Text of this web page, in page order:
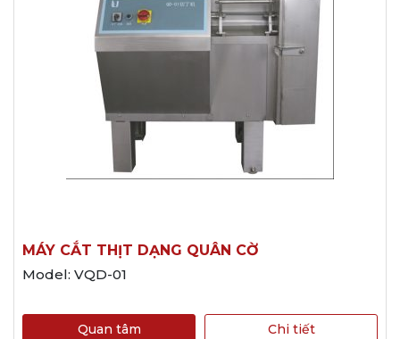
MÁY CẮT THỊT DẠNG QUÂN CỜ
Model: VQD-01
Quan tâm Chi tiết